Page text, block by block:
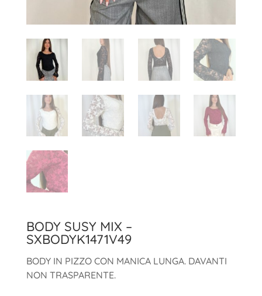
BODY SUSY MIX –
SXBODYK1471V49
BODY IN PIZZO CON MANICA LUNGA. DAVANTI
NON TRASPARENTE.